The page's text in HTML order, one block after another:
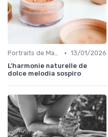
Portraits de Marques Pionnières • 13/01/2026
L'harmonie naturelle de
dolce melodia sospiro